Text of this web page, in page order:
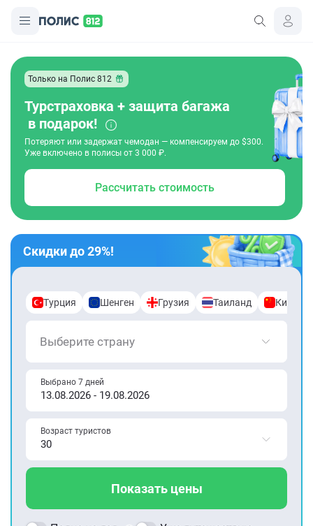
Только на Полис 812
Турстраховка + защита багажа
в подарок!
Потеряют или задержат чемодан — компенсируем до $300.
Уже включено в полисы от 3 000 ₽.
Рассчитать стоимость
Скидки до 29%!
Турция Шенген Грузия Таиланд Китай
Выберите страну
Выбрано 7 дней
Возраст туристов
Показать цены